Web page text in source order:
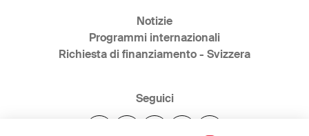
Notizie
Programmi internazionali
Richiesta di finanziamento - Svizzera
Seguici